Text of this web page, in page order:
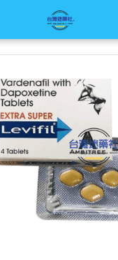
雙效樂威壯(Super